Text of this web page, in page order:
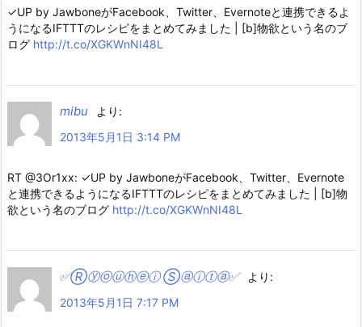
✓UP by JawboneがFacebook、Twitter、Evernoteと連携できるよ
うになるIFTTTのレシピをまとめてみました | [b]物欲という名のブ
ログ http://t.co/XGKWnNI48L
mibu
より:
2013年5月1日 3:14 PM
RT @3Or1xx: ✓UP by JawboneがFacebook、Twitter、Evernote
と連携できるようになるIFTTTのレシピをまとめてみました | [b]物
欲という名のブログ http://t.co/XGKWnNI48L
✅Ⓡⓨⓞⓤⓗⓔⓘ Ⓢⓐⓘⓣⓐ✅
より:
2013年5月1日 7:17 PM